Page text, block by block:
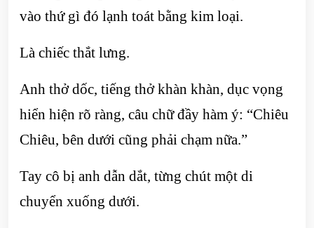
vào thứ gì đó lạnh toát bằng kim loại.
Là chiếc thắt lưng.
Anh thở dốc, tiếng thở khàn khàn, dục vọng
hiển hiện rõ ràng, câu chữ đầy hàm ý: “Chiêu
Chiêu, bên dưới cũng phải chạm nữa.”
Tay cô bị anh dẫn dắt, từng chút một di
chuyển xuống dưới.